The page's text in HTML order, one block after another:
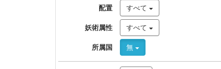
配置 すべて
妖術属性 すべて
所属国 無